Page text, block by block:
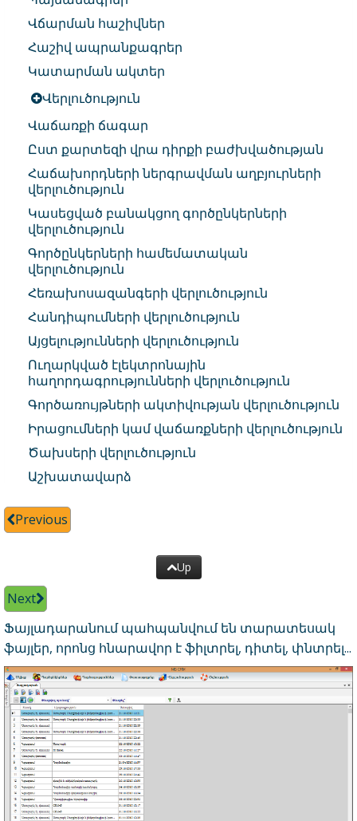
Վճարման հաշիվներ
Հաշիվ ապրանքագրեր
Կատարման ակտեր
Վերլուծություն
Վաճառքի ճագար
Ըստ քարտեզի վրա դիրքի բաժխվածության
Հաճախորդների ներգրավման աղբյուրների
վերլուծություն
Կասեցված բանակցող գործընկերների
վերլուծություն
Գործընկերների համեմատական
վերլուծություն
Հեռախոսազանգերի վերլուծություն
Հանդիպումների վերլուծություն
Այցելությունների վերլուծություն
Ուղարկված էլեկտրոնային
հաղորդագրությունների վերլուծություն
Գործառույթների ակտիվության վերլուծություն
Իրացումների կամ վաճառքների վերլուծություն
Ծախսերի վերլուծություն
Աշխատավարձ
Previous
Up
Next
Ֆայլադարանում պահպանվում են տարատեսակ
ֆայլեր, որոնց հնարավոր է ֆիլտրել, դիտել, փնտրել...